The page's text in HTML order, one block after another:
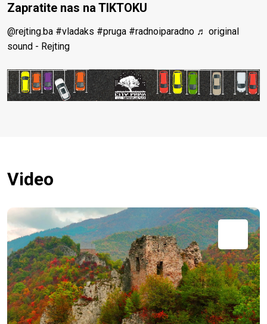
Zapratite nas na TIKTOKU
@rejting.ba #vladaks #pruga #radnoiparadno ♬ original
sound - Rejting
Video